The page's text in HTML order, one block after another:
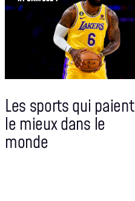
Les sports qui paient
le mieux dans le
monde